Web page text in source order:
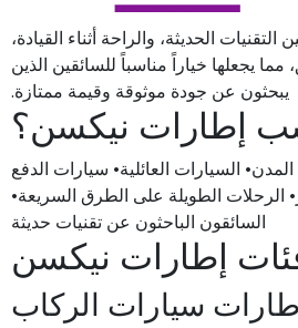
الحديثة، والراحة أثناء القيادة،
يجعلها خياراً مناسباً للسائقين الذين
يبحثون عن جودة موثوقة وقيمة ممتازة.
إطارات نيكسن؟
السيارات العائلية• سيارات الدفع
الرحلات الطويلة على الطرق السريعة•
السائقون الباحثون عن تقنيات حديثة
إطارات نيكسن
سيارات الركاب